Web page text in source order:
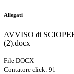
Allegati
AVVISO di
(2).docx
File DOCX
Contatore click: 91